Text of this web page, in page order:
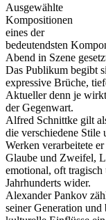
Ausgewählte
Kompositionen
eines der
bedeutendsten
Abend in Szene
Das Publikum begibt
expressive Brüche,
Aktueller denn je
der Gegenwart.
Alfred Schnittke gilt
die verschiedene Stile
Werken verarbeitete
Glaube und Zweifel,
emotional, oft
Jahrhunderts wider.
Alexander Pankov
seiner Generation